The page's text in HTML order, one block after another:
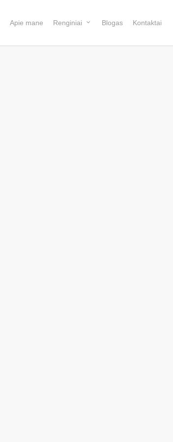
Apie mane Renginiai Blogas Kontaktai